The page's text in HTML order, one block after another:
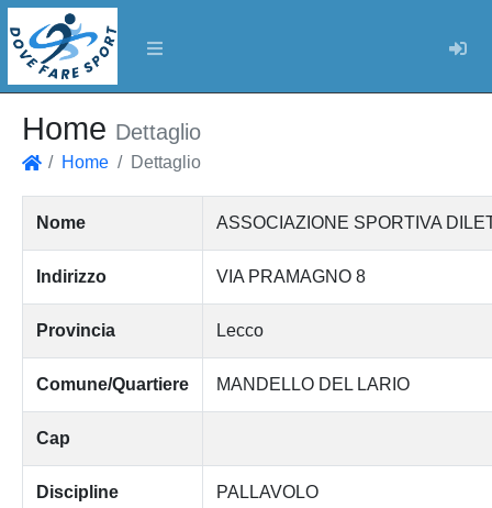
Home Dettaglio
Home Dettaglio
Nome ASSOCIAZIONE SPORTIVA
Indirizzo VIA PRAMAGNO 8
Provincia Lecco
Comune/Quartiere MANDELLO DEL LARIO
Cap
Discipline
PALLAVOLO